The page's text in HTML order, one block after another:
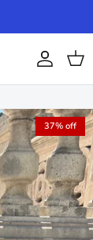
Account
Cart
37% off